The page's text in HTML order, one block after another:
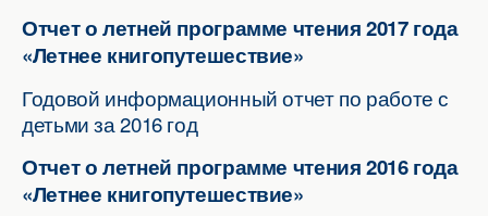
Отчет о летней программе чтения 2017 года
«Летнее книгопутешествие»
Годовой информационный отчет по работе с
детьми за 2016 год
Отчет о летней программе чтения 2016 года
«Летнее книгопутешествие»